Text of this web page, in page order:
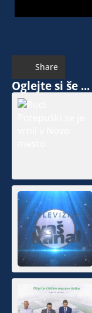
Share
Oglejte si še ...